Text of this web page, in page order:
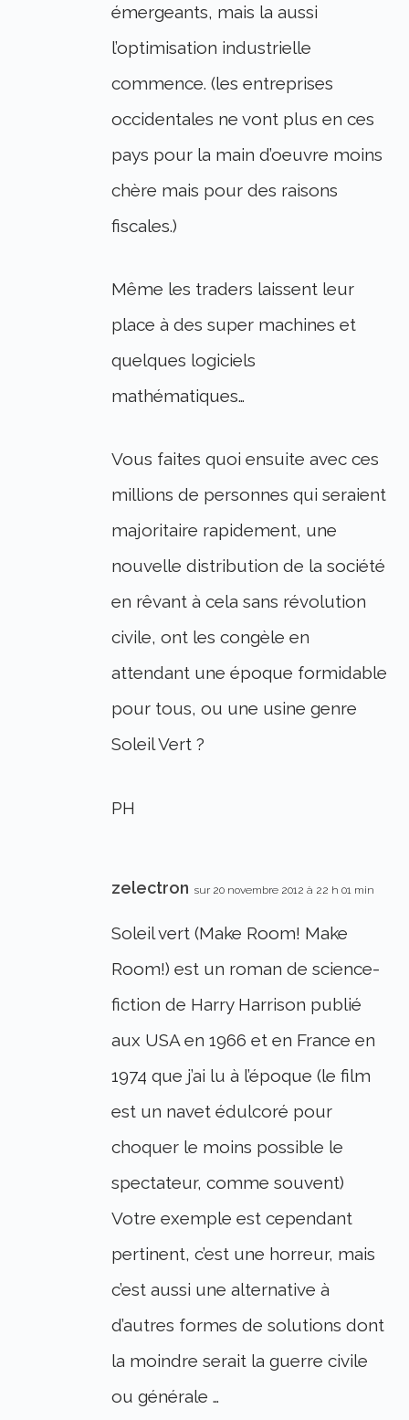
émergeants, mais la aussi
l’optimisation industrielle
commence. (les entreprises
occidentales ne vont plus en ces
pays pour la main d’oeuvre moins
chère mais pour des raisons
fiscales.)
Même les traders laissent leur
place à des super machines et
quelques logiciels
mathématiques…
Vous faites quoi ensuite avec ces
millions de personnes qui seraient
majoritaire rapidement, une
nouvelle distribution de la société
en rêvant à cela sans révolution
civile, ont les congèle en
attendant une époque formidable
pour tous, ou une usine genre
Soleil Vert ?
PH
zelectron sur 20 novembre 2012 à 22 h 01 min
Soleil vert (Make Room! Make
Room!) est un roman de science-
fiction de Harry Harrison publié
aux USA en 1966 et en France en
1974 que j’ai lu à l’époque (le film
est un navet édulcoré pour
choquer le moins possible le
spectateur, comme souvent)
Votre exemple est cependant
pertinent, c’est une horreur, mais
c’est aussi une alternative à
d’autres formes de solutions dont
la moindre serait la guerre civile
ou générale …